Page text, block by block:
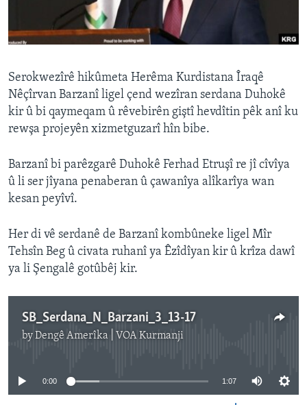
ÇAND Û HUNER
SERNIVÎS
Learning English
FOLLOW US
Zimanên Din
Serokwezîrê hikûmeta Herêma Kurdistana Îraqê
Nêçîrvan Barzanî ligel çend wezîran serdana Duhokê
kir û bi qaymeqam û rêvebirên giştî hevdîtin pêk anî ku
rewşa projeyên xizmetguzarî hîn bibe.
Barzanî bi parêzgarê Duhokê Ferhad Etruşî re jî cîvîya
û li ser jîyana penaberan û çawanîya alîkarîya wan
kesan peyîvî.
Her di vê serdanê de Barzanî kombûneke ligel Mîr
Tehsîn Beg û civata ruhanî ya Êzîdîyan kir û krîza dawî
ya li Şengalê gotûbêj kir.
SB_Serdana_N_Barzani_3_13-17
byDengê Amerîka | VOA Kurmanji
No media source currently available
0:00 1:07